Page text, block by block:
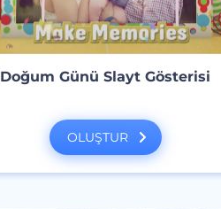
Doğum Günü Slayt Gösterisi
OLUŞTUR